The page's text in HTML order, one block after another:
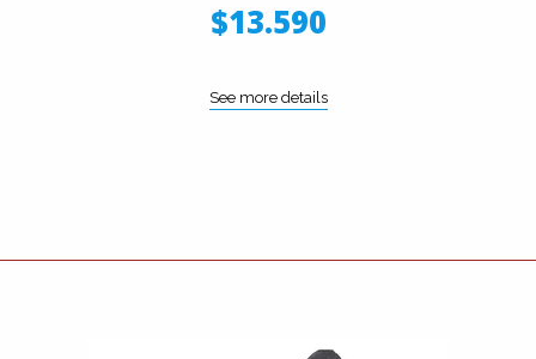
$13.590
See more details